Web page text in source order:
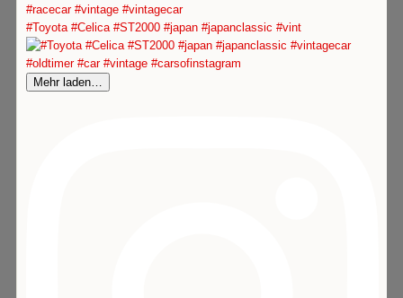
#Toyota #Celica #ST2000 #japan #japanclassic #vint
Mehr laden…